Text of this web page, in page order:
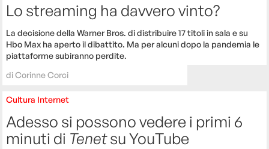
Lo streaming ha davvero vinto?
La decisione della Warner Bros. di distribuire 17 titoli in sala e su
Hbo Max ha aperto il dibattito. Ma per alcuni dopo la pandemia le
piattaforme subiranno perdite.
diCorinne Corci
Cultura Internet
Adesso si possono vedere i primi 6
minuti di Tenetsu YouTube